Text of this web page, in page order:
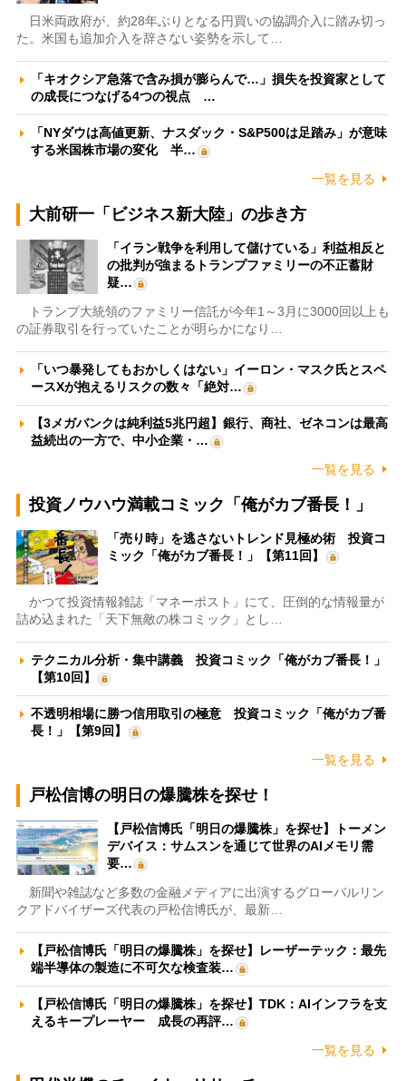
日米両政府が、約28年ぶりとなる円買いの協調介入に踏み切っ
た。米国も追加介入を辞さない姿勢を示して…
「キオクシア急落で含み損が膨らんで…」損失を投資家として
の成長につなげる4つの視点 …
「NYダウは高値更新、ナスダック・S&P500は足踏み」が意味
する米国株市場の変化 半…
一覧を見る
大前研一「ビジネス新大陸」の歩き方
「イラン戦争を利用して儲けている」利益相反と
の批判が強まるトランプファミリーの不正蓄財
疑…
トランプ大統領のファミリー信託が今年1～3月に3000回以上も
の証券取引を行っていたことが明らかになり…
「いつ暴発してもおかしくはない」イーロン・マスク氏とスペ
ースXが抱えるリスクの数々「絶対…
【3メガバンクは純利益5兆円超】銀行、商社、ゼネコンは最高
益続出の一方で、中小企業・…
一覧を見る
投資ノウハウ満載コミック「俺がカブ番長！」
「売り時」を逃さないトレンド見極め術 投資コ
ミック「俺がカブ番長！」【第11回】
かつて投資情報雑誌「マネーポスト」にて、圧倒的な情報量が
詰め込まれた「天下無敵の株コミック」とし…
テクニカル分析・集中講義 投資コミック「俺がカブ番長！」
【第10回】
不透明相場に勝つ信用取引の極意 投資コミック「俺がカブ番
長！」【第9回】
一覧を見る
戸松信博の明日の爆騰株を探せ！
【戸松信博氏「明日の爆騰株」を探せ】トーメン
デバイス：サムスンを通じて世界のAIメモリ需
要…
新聞や雑誌など多数の金融メディアに出演するグローバルリン
クアドバイザーズ代表の戸松信博氏が、最新…
【戸松信博氏「明日の爆騰株」を探せ】レーザーテック：最先
端半導体の製造に不可欠な検査装…
【戸松信博氏「明日の爆騰株」を探せ】TDK：AIインフラを支
えるキープレーヤー 成長の再評…
一覧を見る